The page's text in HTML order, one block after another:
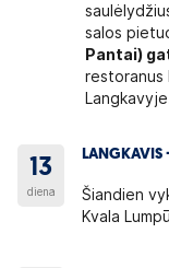
salos
Pantai)
restoranus
13
diena
LANGKAVIS
Šiandien
Kvala